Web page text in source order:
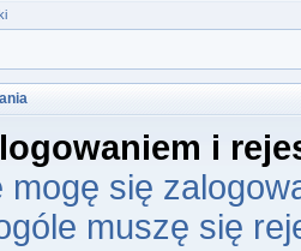
i
mogę się
muszę się